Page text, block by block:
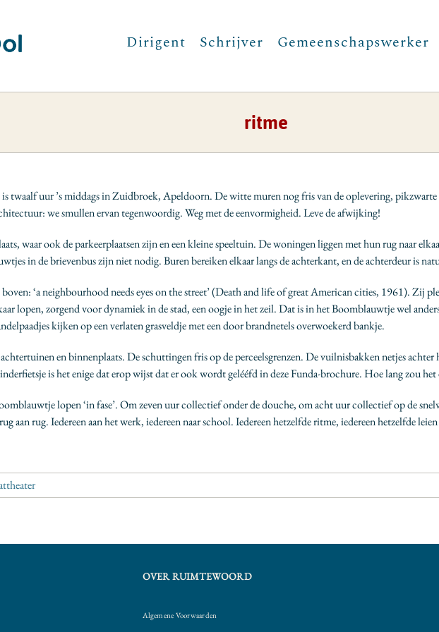
Dirigent Schrijver Gemeenschapswerker
ritme
twaalf uur ’s middags in Zuidbroek, Apeldoorn. De witte muren nog fris van de oplevering,
we smullen ervan tegenwoordig. Weg met de eenvormigheid. Leve de afwijking!
waar ook de parkeerplaatsen zijn en een kleine speeltuin. De woningen liggen met hun rug naar
in de brievenbus zijn niet nodig. Buren bereiken elkaar langs de achterkant, en de achterdeur is
‘a neighbourhood needs eyes on the street’ (Death and life of great American cities, 1961). Zij
lopen, zorgend voor dynamiek in de stad, een oogje in het zeil. Dat is in het Boomblauwtje wel
kijken op een verlaten grasveldje met een door brandnetels overwoekerd bankje.
en binnenplaats. De schuttingen fris op de perceelsgrenzen. De vuilnisbakken netjes
is het enige dat erop wijst dat er ook wordt gelééfd in deze Funda-brochure. Hoe lang zou het
lopen ‘in fase’. Om zeven uur collectief onder de douche, om acht uur collectief op de
aan rug. Iedereen aan het werk, iedereen naar school. Iedereen hetzelfde ritme, iedereen hetzelfde
OVER RUIMTEWOORD
Algemene Voorwaarden